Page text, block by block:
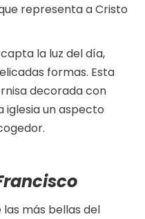
representa a Cristo
la luz del día,
formas. Esta
decorada con
iglesia un aspecto
más bellas del